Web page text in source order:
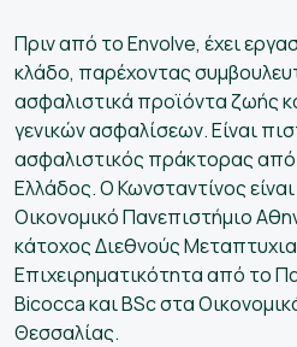
Πριν από το Envolve, έχει
κλάδο, παρέχοντας
ασφαλιστικά προϊόντα ζωής
γενικών ασφαλίσεων. Είναι
ασφαλιστικός πράκτορας
Ελλάδος. Ο Κωνσταντίνος
Οικονομικό Πανεπιστήμιο
κάτοχος Διεθνούς
Επιχειρηματικότητα από το
Bicocca και BSc στα
Θεσσαλίας.